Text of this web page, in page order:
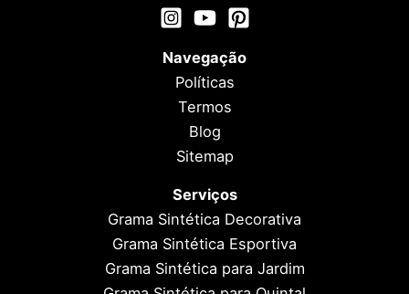
Navegação
Políticas
Termos
Blog
Sitemap
Serviços
Grama Sintética Decorativa
Grama Sintética Esportiva
Grama Sintética para Jardim